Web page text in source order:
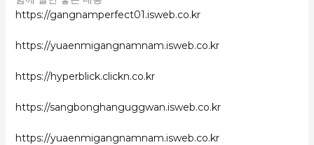
https://gangnamperfect01.isweb.co.kr
https://yuaenmigangnamnam.isweb.co.kr
https://hyperblick.clickn.co.kr
https://sangbonghanguggwan.isweb.co.kr
https://yuaenmigangnamnam.isweb.co.kr